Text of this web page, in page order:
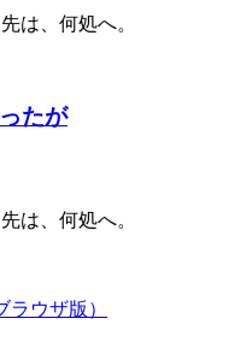
は、何処へ。
たが
は、何処へ。